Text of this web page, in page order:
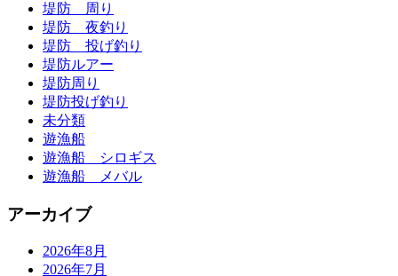
堤防 周り
堤防 夜釣り
堤防 投げ釣り
堤防ルアー
堤防周り
堤防投げ釣り
未分類
遊漁船
遊漁船 シロギス
遊漁船 メバル
アーカイブ
2026年8月
2026年7月